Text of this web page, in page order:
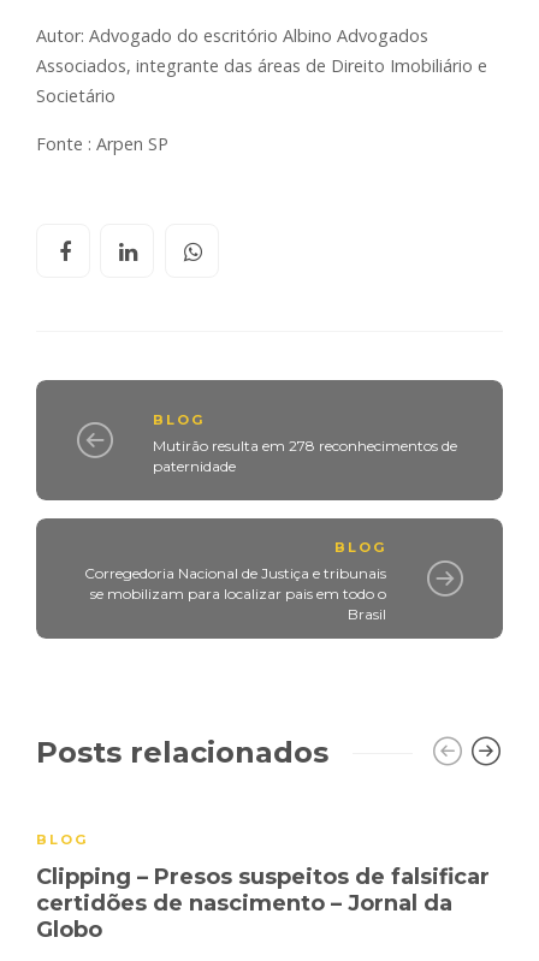
Autor: Advogado do escritório Albino Advogados
Associados, integrante das áreas de Direito Imobiliário e
Societário
Fonte : Arpen SP
BLOG
Mutirão resulta em 278 reconhecimentos de
paternidade
BLOG
Corregedoria Nacional de Justiça e tribunais
se mobilizam para localizar pais em todo o
Brasil
Posts relacionados
BLOG
Clipping – Presos suspeitos de falsificar
certidões de nascimento – Jornal da
Globo